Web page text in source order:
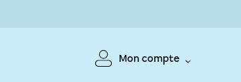
Mon compte